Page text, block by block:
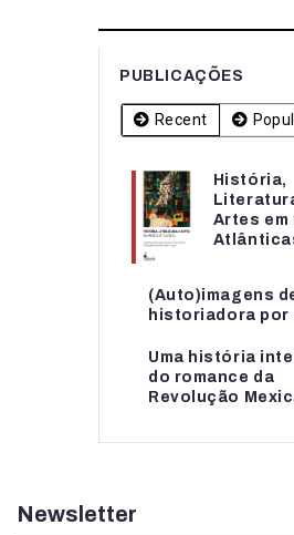
PUBLICAÇÕES
Recent
História,
Artes em
(Auto)imagens
historiadora
Uma história
do romance da
Revolução
História,
Artes em
(Auto)imagens
historiadora
Uma história
do romance da...
Newsletter